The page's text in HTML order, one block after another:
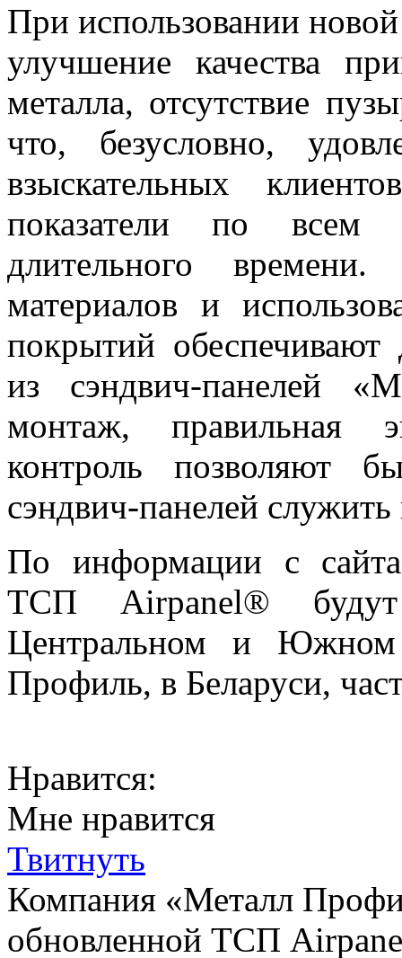
При использовании
улучшение качества
металла, отсутствие
что, безусловно,
взыскательных
показатели по всем
длительного
материалов и
покрытий обеспечивают
из сэндвич-панелей
монтаж, правильная
контроль позволяют
сэндвич-панелей служить
По информации с сайта
ТСП Airpanel®
Центральном и Южном
Профиль, в Беларуси,
Нравится:
Мне нравится
Твитнуть
Компания «Металл
обновленной ТСП